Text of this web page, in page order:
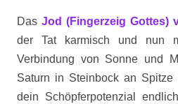
Das Jod (Fingerzeig Gottes)
der Tat karmisch und nun
Verbindung von Sonne und
Saturn in Steinbock an
dein Schöpferpotenzial